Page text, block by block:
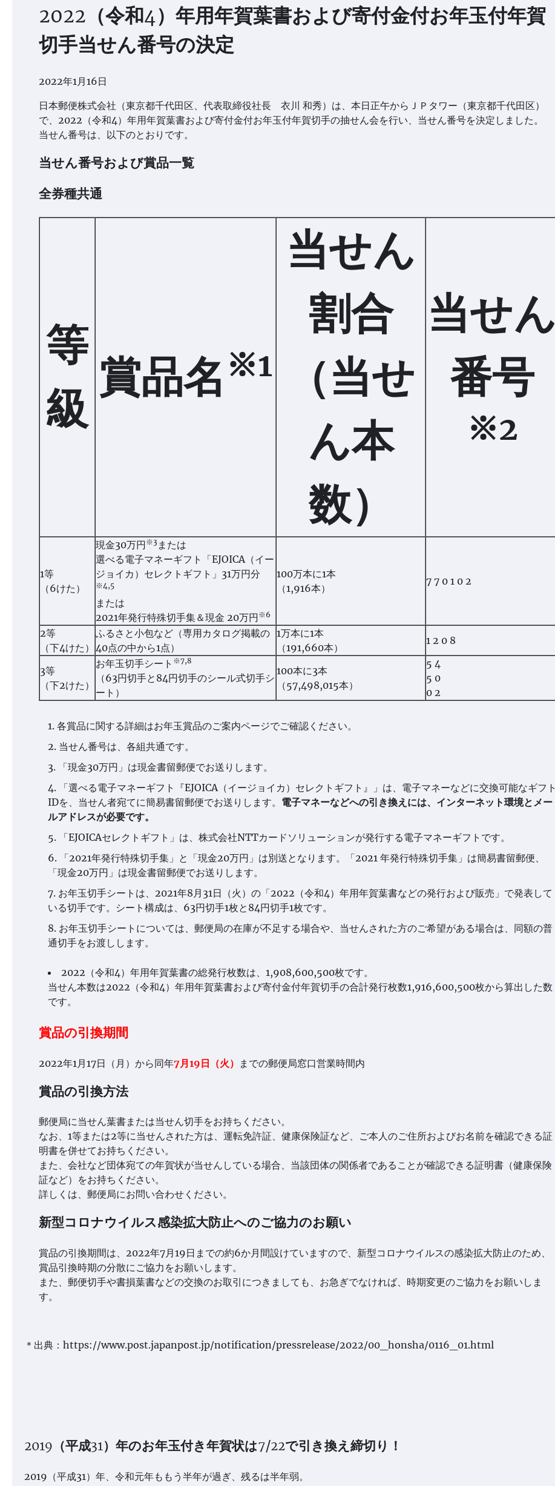
2022（令和4）年用年賀葉書および寄付金付お年玉付年賀
切手当せん番号の決定
2022年1月16日
日本郵便株式会社（東京都千代田区、代表取締役社長 衣川 和秀）は、本日正午からＪＰタワー（東京都千代田区）
で、2022（令和4）年用年賀葉書および寄付金付お年玉付年賀切手の抽せん会を行い、当せん番号を決定しました。
当せん番号は、以下のとおりです。
当せん番号および賞品一覧
全券種共通
等
級
賞品名 ※1
当せん
割合
（当せ
ん本
数）
当せん
番号
※2
1等
（6けた）
現金30万円 ※3 または
選べる電子マネーギフト「EJOICA（イー
ジョイカ）セレクトギフト」31万円分
※4,5
または
2021年発行特殊切手集＆現金 20万円 ※6
100万本に1本
（1,916本）
7 7 0 1 0 2
2等
（下4けた）
ふるさと小包など（専用カタログ掲載の
40点の中から1点）
1万本に1本
（191,660本）
1 2 0 8
3等
（下2けた）
お年玉切手シート ※7,8
（63円切手と84円切手のシール式切手シ
ート）
100本に3本
（57,498,015本）
5 4
5 0
0 2
各賞品に関する詳細はお年玉賞品のご案内ページでご確認ください。
当せん番号は、各組共通です。
「現金30万円」は現金書留郵便でお送りします。
「選べる電子マネーギフト『EJOICA（イージョイカ）セレクトギフト』」は、電子マネーなどに交換可能なギフト
IDを、当せん者宛てに簡易書留郵便でお送りします。 電子マネーなどへの引き換えには、インターネット環境とメー
ルアドレスが必要です。
「EJOICAセレクトギフト」は、株式会社NTTカードソリューションが発行する電子マネーギフトです。
「2021年発行特殊切手集」と「現金20万円」は別送となります。「2021 年発行特殊切手集」は簡易書留郵便、
「現金20万円」は現金書留郵便でお送りします。
お年玉切手シートは、2021年8月31日（火）の「2022（令和4）年用年賀葉書などの発行および販売」で発表して
いる切手です。シート構成は、63円切手1枚と84円切手1枚です。
お年玉切手シートについては、郵便局の在庫が不足する場合や、当せんされた方のご希望がある場合は、同額の普
通切手をお渡しします。
2022（令和4）年用年賀葉書の総発行枚数は、1,908,600,500枚です。
当せん本数は2022（令和4）年用年賀葉書および寄付金付年賀切手の合計発行枚数1,916,600,500枚から算出した数
です。
賞品の引換期間
2022年1月17日（月）から同年7月19日（火） までの郵便局窓口営業時間内
賞品の引換方法
郵便局に当せん葉書または当せん切手をお持ちください。
なお、1等または2等に当せんされた方は、運転免許証、健康保険証など、ご本人のご住所およびお名前を確認できる証
明書を併せてお持ちください。
また、会社など団体宛ての年賀状が当せんしている場合、当該団体の関係者であることが確認できる証明書（健康保険
証など）をお持ちください。
詳しくは、郵便局にお問い合わせください。
新型コロナウイルス感染拡大防止へのご協力のお願い
賞品の引換期間は、2022年7月19日までの約6か月間設けていますので、新型コロナウイルスの感染拡大防止のため、
賞品引換時期の分散にご協力をお願いします。
また、郵便切手や書損葉書などの交換のお取引につきましても、お急ぎでなければ、時期変更のご協力をお願いしま
す。
＊出典：https://www.post.japanpost.jp/notification/pressrelease/2022/00_honsha/0116_01.html
2019（平成31）年のお年玉付き年賀状は7/22で引き換え締切り！
2019（平成31）年、令和元年ももう半年が過ぎ、残るは半年弱。